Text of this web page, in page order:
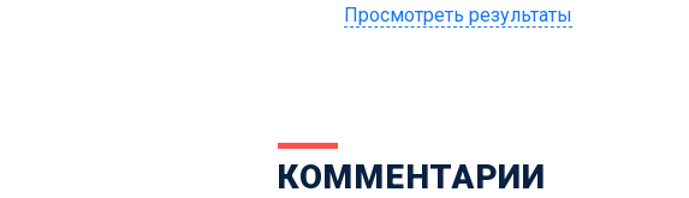
Просмотреть результаты
КОММЕНТАРИИ